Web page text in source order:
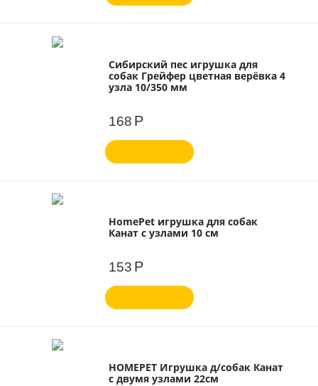
Сибирский пес игрушка для
собак Грейфер цветная верёвка 4
узла 10/350 мм
168 Р
HomePet игрушка для собак
Канат с узлами 10 см
153 Р
HOMEPET Игрушка д/собак Канат
с двумя узлами 22см